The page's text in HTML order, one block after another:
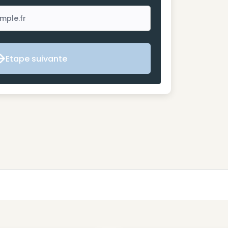
Etape suivante
Etape suivante